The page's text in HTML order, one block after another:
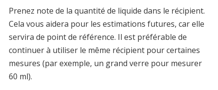
Prenez note de la quantité de liquide dans le récipient.
Cela vous aidera pour les estimations futures, car elle
servira de point de référence. Il est préférable de
continuer à utiliser le même récipient pour certaines
mesures (par exemple, un grand verre pour mesurer
60 ml).